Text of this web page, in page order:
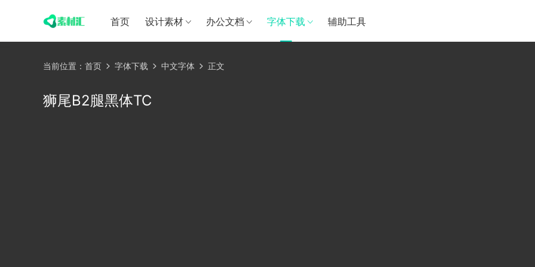
首页 设计素材 办公文档 字体下载 辅助工具
当前位置： 首页 字体下载 中文字体 正文
狮尾B2腿黑体TC